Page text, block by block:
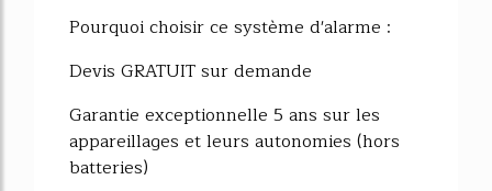
Pourquoi choisir ce système d'alarme :
Devis GRATUIT sur demande
Garantie exceptionnelle 5 ans sur les
appareillages et leurs autonomies (hors
batteries)